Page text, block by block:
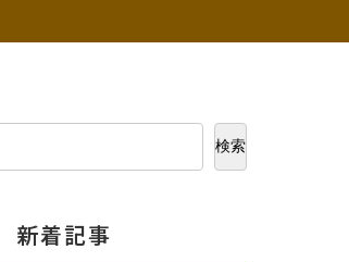
検索
新着記事